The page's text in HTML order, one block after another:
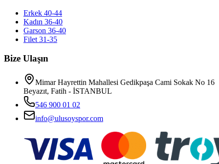
Erkek 40-44
Kadın 36-40
Garson 36-40
Filet 31-35
Bize Ulaşın
Mimar Hayrettin Mahallesi Gedikpaşa Cami Sokak No 16
Beyazıt, Fatih - İSTANBUL
546 900 01 02
info@ulusoyspor.com